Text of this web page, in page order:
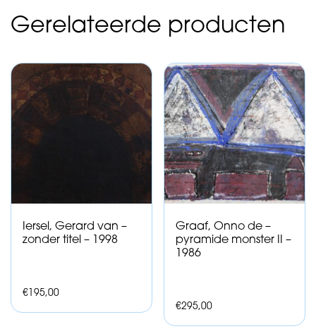
Gerelateerde producten
Iersel, Gerard van –
zonder titel – 1998
€ 195,00
Graaf, Onno de –
pyramide monster II –
1986
€295,00